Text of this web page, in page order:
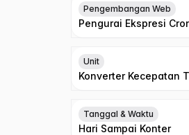
Pengembangan Web
Pengurai Ekspresi
Unit
Konverter Kecepatan
Tanggal & Waktu
Hari Sampai Konter